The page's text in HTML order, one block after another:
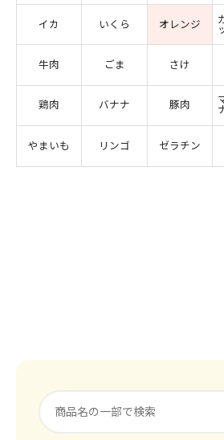
イカ いくら オレンジ
牛肉 ごま さけ
鶏肉 バナナ 豚肉
やまいも リンゴ ゼラチン